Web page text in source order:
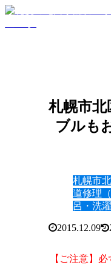
札幌市
ブルも
札幌市
道修理
呂・洗濯
2015.12.09
【ご注意】